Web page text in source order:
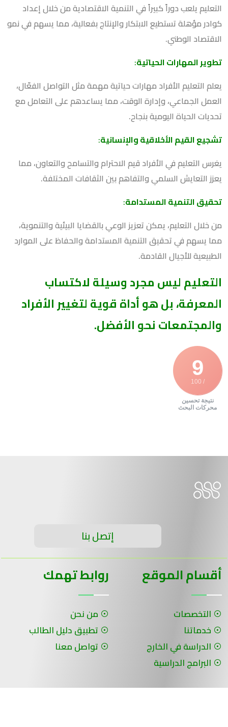
التعليم يلعب دوراً كبيراً في التنمية الاقتصادية من خلال إعداد
كوادر مؤهلة تستطيع الابتكار والإنتاج بفعالية، مما يسهم في نمو
الاقتصاد الوطني.
تطوير المهارات الحياتية:
يعلم التعليم الأفراد مهارات حياتية مهمة مثل التواصل الفعّال،
العمل الجماعي، وإدارة الوقت، مما يساعدهم على التعامل مع
تحديات الحياة اليومية بنجاح.
تشجيع القيم الأخلاقية والإنسانية:
يغرس التعليم في الأفراد قيم الاحترام والتسامح والتعاون، مما
يعزز التعايش السلمي والتفاهم بين الثقافات المختلفة.
تحقيق التنمية المستدامة:
من خلال التعليم، يمكن تعزيز الوعي بالقضايا البيئية والتنموية،
مما يسهم في تحقيق التنمية المستدامة والحفاظ على الموارد
الطبيعية للأجيال القادمة.
التعليم ليس مجرد وسيلة لاكتساب
المعرفة، بل هو أداة قوية لتغيير الأفراد
والمجتمعات نحو الأفضل.
9
/ 100
نتيجة تحسين
محركات البحث
إتصل بنا
أقسام الموقع
التخصصات
خدماتنا
الدراسة في الخارج
البرامج الدراسية
روابط تهمك
من نحن
تطبيق دليل الطالب
تواصل معنا